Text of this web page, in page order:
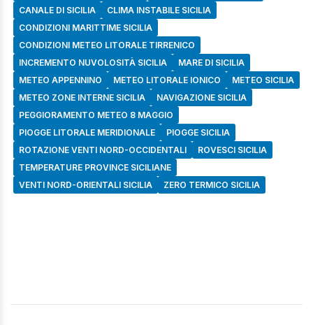
CANALE DI SICILIA
CLIMA INSTABILE SICILIA
CONDIZIONI MARITTIME SICILIA
CONDIZIONI METEO LITORALE TIRRENICO
INCREMENTO NUVOLOSITÀ SICILIA
MARE DI SICILIA
METEO APPENNINO
METEO LITORALE IONICO
METEO SICILIA
METEO ZONE INTERNE SICILIA
NAVIGAZIONE SICILIA
PEGGIORAMENTO METEO 8 MAGGIO
PIOGGE LITORALE MERIDIONALE
PIOGGE SICILIA
ROTAZIONE VENTI NORD-OCCIDENTALI
ROVESCI SICILIA
TEMPERATURE PROVINCE SICILIANE
VENTI NORD-ORIENTALI SICILIA
ZERO TERMICO SICILIA